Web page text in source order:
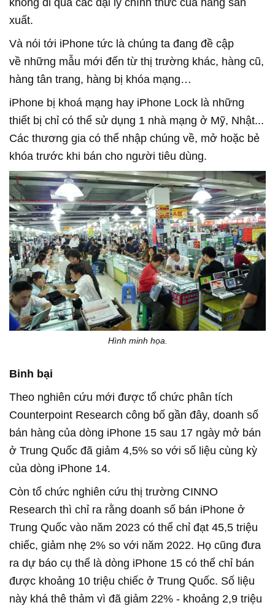
không đi qua các đại lý chính thức của hãng sản
xuất.
Và nói tới iPhone tức là chúng ta đang đề cập
về những mẫu mới đến từ thị trường khác, hàng cũ,
hàng tân trang, hàng bị khóa mạng…
iPhone bị khoá mạng hay iPhone Lock là những
thiết bị chỉ có thể sử dụng 1 nhà mạng ở Mỹ, Nhật...
Các thương gia có thể nhập chúng về, mở hoặc bẻ
khóa trước khi bán cho người tiêu dùng.
Hình minh họa.
Binh bại
Theo nghiên cứu mới được tổ chức phân tích
Counterpoint Research công bố gần đây, doanh số
bán hàng của dòng iPhone 15 sau 17 ngày mở bán
ở Trung Quốc đã giảm 4,5% so với số liệu cùng kỳ
của dòng iPhone 14.
Còn tổ chức nghiên cứu thị trường CINNO
Research thì chỉ ra rằng doanh số bán iPhone ở
Trung Quốc vào năm 2023 có thể chỉ đạt 45,5 triệu
chiếc, giảm nhẹ 2% so với năm 2022. Họ cũng đưa
ra dự báo cụ thể là dòng iPhone 15 có thể chỉ bán
được khoảng 10 triệu chiếc ở Trung Quốc. Số liệu
này khá thê thảm vì đã giảm 22% - khoảng 2,9 triệu